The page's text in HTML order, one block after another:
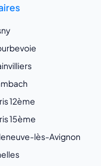
12ème
15ème
lès-Avignon